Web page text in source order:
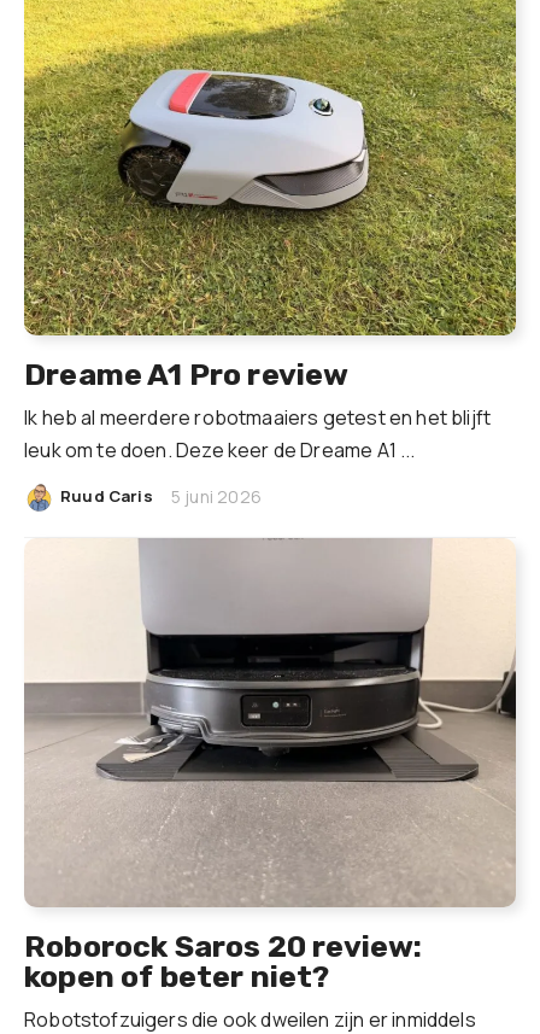
Dreame A1 Pro review
Ik heb al meerdere robotmaaiers getest en het blijft
leuk om te doen. Deze keer de Dreame A1 ...
Ruud Caris 5 juni 2026
Roborock Saros 20 review:
kopen of beter niet?
Robotstofzuigers die ook dweilen zijn er inmiddels